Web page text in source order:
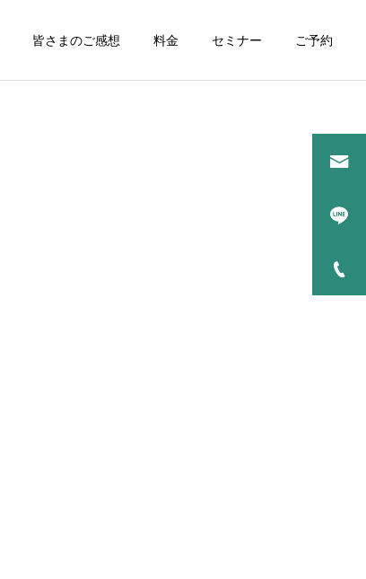
皆さまのご感想 料金 セミナー ご予約